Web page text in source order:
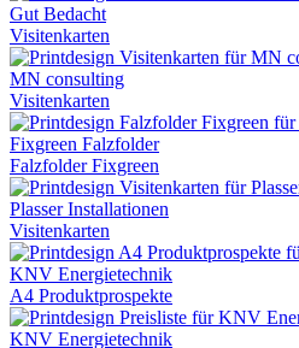
Gut Bedacht
Visitenkarten
MN consulting
Visitenkarten
Fixgreen Falzfolder
Falzfolder Fixgreen
Plasser Installationen
Visitenkarten
KNV Energietechnik
A4 Produktprospekte
KNV Energietechnik